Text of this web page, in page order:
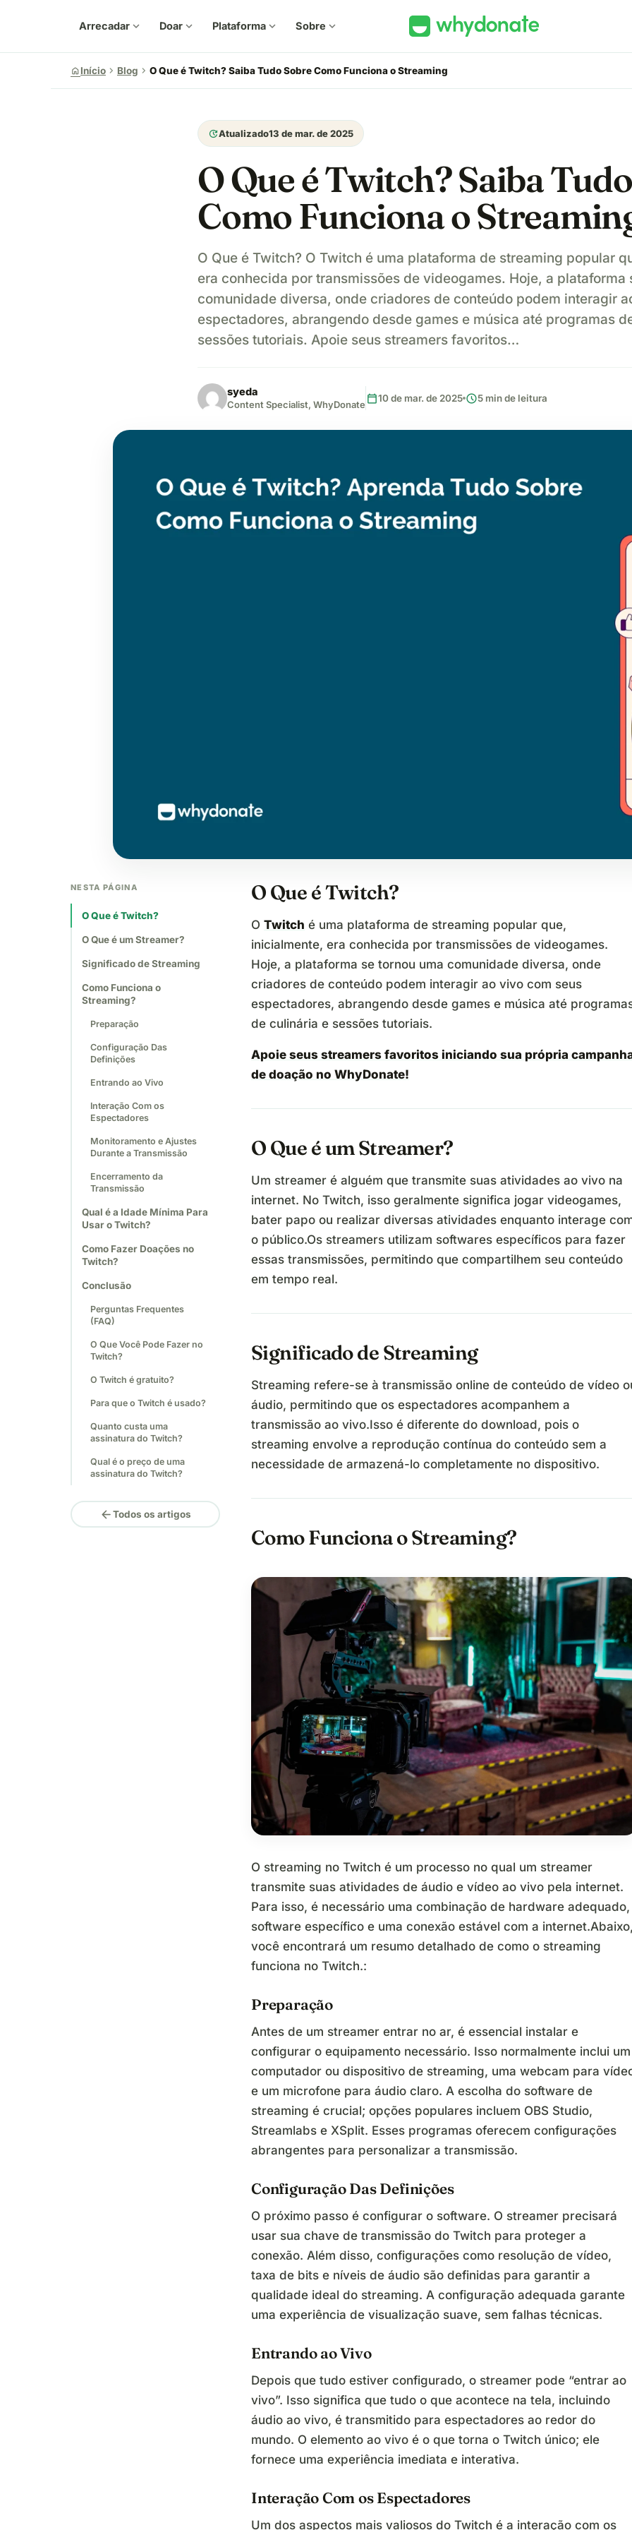
Arrecadar expand_more Doar expand_more Plataforma expand_more Sobre expand_more
homeInício chevron_right Blog chevron_right O Que é Twitch? Saiba Tudo Sobre Como Funciona o Streaming
updateAtualizado13 de mar. de 2025
O Que é Twitch? Saiba
Como Funciona o
O Que é Twitch? O Twitch é uma plataforma de streaming popular
era conhecida por transmissões de videogames. Hoje, a plataforma
comunidade diversa, onde criadores de conteúdo podem interagir
espectadores, abrangendo desde games e música até programas
sessões tutoriais. Apoie seus streamers favoritos…
syeda
Content Specialist, WhyDonate calendar_today10 de mar. de 2025 schedule5 min de leitura
NESTA PÁGINA
O Que é Twitch?
O Que é um Streamer?
Significado de Streaming
Como Funciona o
Streaming?
Preparação
Configuração Das
Definições
Entrando ao Vivo
Interação Com os
Espectadores
Monitoramento e Ajustes
Durante a Transmissão
Encerramento da
Transmissão
Qual é a Idade Mínima Para
Usar o Twitch?
Como Fazer Doações no
Twitch?
Conclusão
Perguntas Frequentes
(FAQ)
O Que Você Pode Fazer no
Twitch?
O Twitch é gratuito?
Para que o Twitch é usado?
Quanto custa uma
assinatura do Twitch?
Qual é o preço de uma
assinatura do Twitch?
arrow_backTodos os artigos
O Que é Twitch?
O Twitch é uma plataforma de streaming popular que,
inicialmente, era conhecida por transmissões de videogames.
Hoje, a plataforma se tornou uma comunidade diversa, onde
criadores de conteúdo podem interagir ao vivo com seus
espectadores, abrangendo desde games e música até
de culinária e sessões tutoriais.
Apoie seus streamers favoritos iniciando sua própria
de doação no WhyDonate!
O Que é um Streamer?
Um streamer é alguém que transmite suas atividades ao vivo na
internet. No Twitch, isso geralmente significa jogar videogames,
bater papo ou realizar diversas atividades enquanto interage
o público.Os streamers utilizam softwares específicos para fazer
essas transmissões, permitindo que compartilhem seu conteúdo
em tempo real.
Significado de Streaming
Streaming refere-se à transmissão online de conteúdo de vídeo
áudio, permitindo que os espectadores acompanhem a
transmissão ao vivo.Isso é diferente do download, pois o
streaming envolve a reprodução contínua do conteúdo sem a
necessidade de armazená-lo completamente no dispositivo.
Como Funciona o Streaming?
O streaming no Twitch é um processo no qual um streamer
transmite suas atividades de áudio e vídeo ao vivo pela internet.
Para isso, é necessário uma combinação de hardware adequado,
software específico e uma conexão estável com a
você encontrará um resumo detalhado de como o streaming
funciona no Twitch.:
Preparação
Antes de um streamer entrar no ar, é essencial instalar e
configurar o equipamento necessário. Isso normalmente inclui um
computador ou dispositivo de streaming, uma webcam para
e um microfone para áudio claro. A escolha do software de
streaming é crucial; opções populares incluem OBS Studio,
Streamlabs e XSplit. Esses programas oferecem configurações
abrangentes para personalizar a transmissão.
Configuração Das Definições
O próximo passo é configurar o software. O streamer precisará
usar sua chave de transmissão do Twitch para proteger a
conexão. Além disso, configurações como resolução de vídeo,
taxa de bits e níveis de áudio são definidas para garantir a
qualidade ideal do streaming. A configuração adequada garante
uma experiência de visualização suave, sem falhas técnicas.
Entrando ao Vivo
Depois que tudo estiver configurado, o streamer pode “entrar ao
vivo”. Isso significa que tudo o que acontece na tela, incluindo
áudio ao vivo, é transmitido para espectadores ao redor do
mundo. O elemento ao vivo é o que torna o Twitch único; ele
fornece uma experiência imediata e interativa.
Interação Com os Espectadores
Um dos aspectos mais valiosos do Twitch é a interação com os